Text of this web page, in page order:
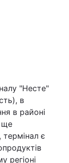
"Несте"
в
в районі
ще
є
регіоні